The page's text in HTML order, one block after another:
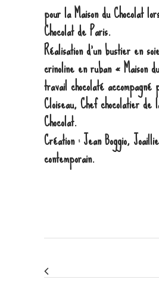
pour la Maison du Chocolat
Chocolat de Paris.
Réalisation d’un bustier en
crinoline en ruban « Maison
travail chocolaté
Cloiseau, Chef chocolatier de
Chocolat.
Création :Jean Boggio,
contemporain.